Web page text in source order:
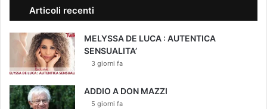
Articoli recenti
MELYSSA DE LUCA : AUTENTICA
SENSUALITA’
3 giorni fa
ADDIO A DON MAZZI
5 giorni fa